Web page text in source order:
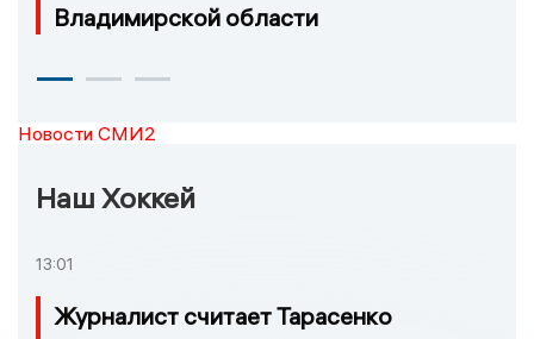
Владимирской области
Новости СМИ2
Наш Хоккей
13:01
Журналист считает Тарасенко